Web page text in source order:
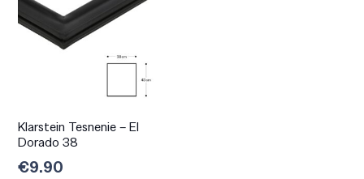
Klarstein Tesnenie – El
Dorado 38
€9.90